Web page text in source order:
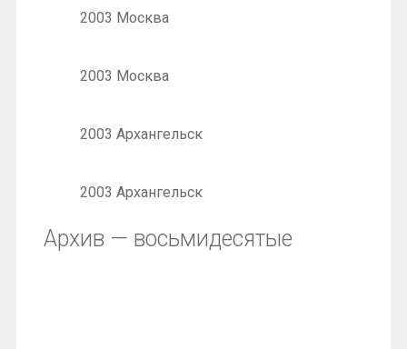
2003 Москва
2003 Москва
2003 Архангельск
2003 Архангельск
Архив — восьмидесятые